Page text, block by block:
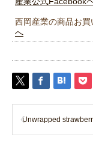
西岡産業の商品お
へ
Unwrapped